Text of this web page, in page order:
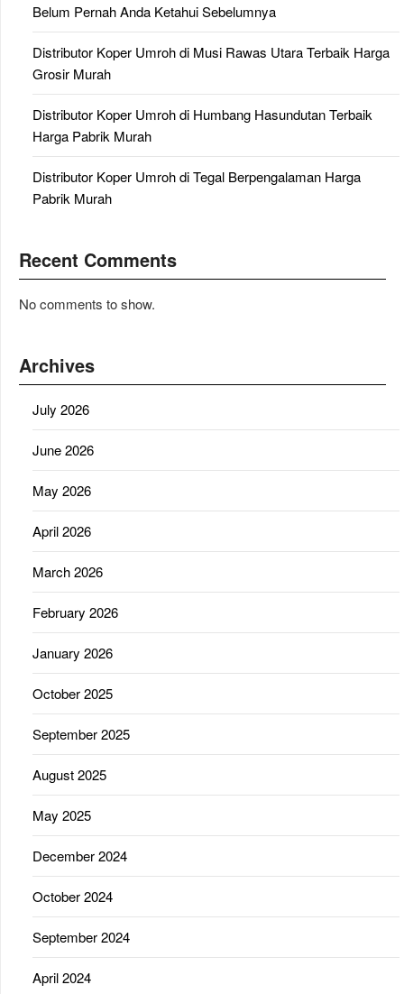
Belum Pernah Anda Ketahui Sebelumnya
Distributor Koper Umroh di Musi Rawas Utara Terbaik Harga
Grosir Murah
Distributor Koper Umroh di Humbang Hasundutan Terbaik
Harga Pabrik Murah
Distributor Koper Umroh di Tegal Berpengalaman Harga
Pabrik Murah
Recent Comments
No comments to show.
Archives
July 2026
June 2026
May 2026
April 2026
March 2026
February 2026
January 2026
October 2025
September 2025
August 2025
May 2025
December 2024
October 2024
September 2024
April 2024